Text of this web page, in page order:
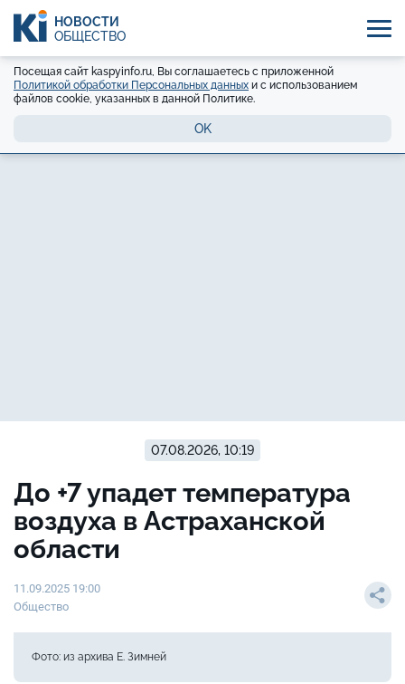
НОВОСТИ
ОБЩЕСТВО
Посещая сайт kaspyinfo.ru, Вы соглашаетесь с приложенной
Политикой обработки Персональных данных и с использованием
файлов cookie, указанных в данной Политике.
OK
07.08.2026, 10:19
До +7 упадет температура
воздуха в Астраханской
области
11.09.2025 19:00
Общество
Фото: из архива Е. Зимней